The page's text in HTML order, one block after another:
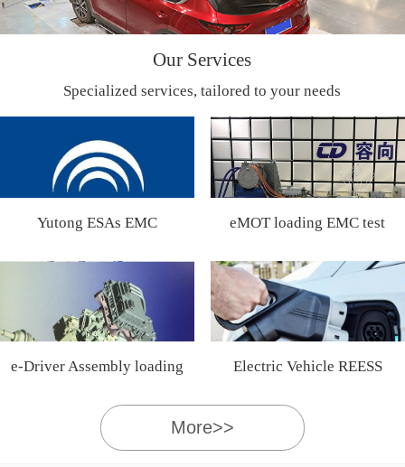
Our Services
Specialized services, tailored to your needs
Yutong ESAs EMC
eMOT loading EMC test
e-Driver Assembly loading
Electric Vehicle REESS
More>>